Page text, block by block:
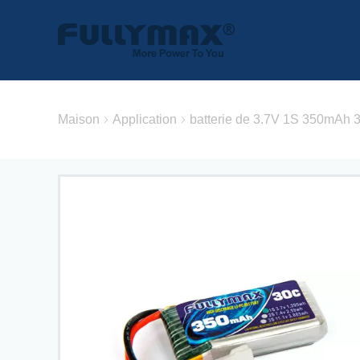
Maison Application batterie de 3.7V 1S 350mAh